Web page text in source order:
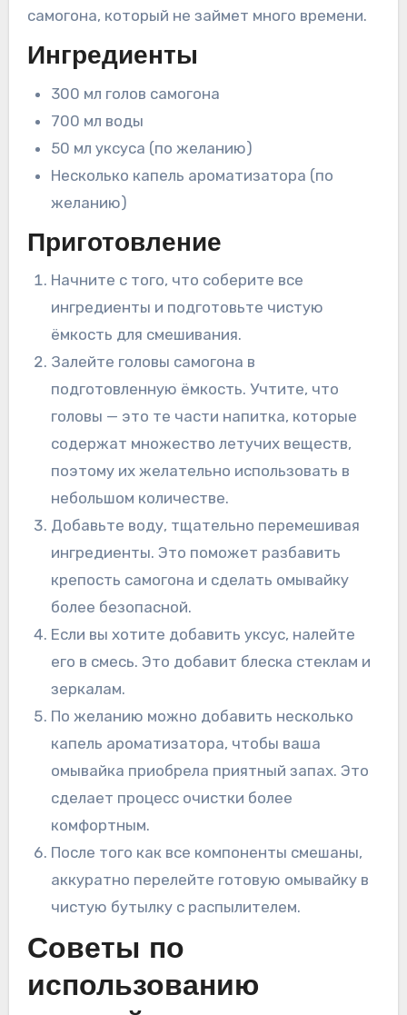
самогона, который не займет много времени.
Ингредиенты
300 мл голов самогона
700 мл воды
50 мл уксуса (по желанию)
Несколько капель ароматизатора (по
желанию)
Приготовление
Начните с того, что соберите все
ингредиенты и подготовьте чистую
ёмкость для смешивания.
Залейте головы самогона в
подготовленную ёмкость. Учтите, что
головы — это те части напитка, которые
содержат множество летучих веществ,
поэтому их желательно использовать в
небольшом количестве.
Добавьте воду, тщательно перемешивая
ингредиенты. Это поможет разбавить
крепость самогона и сделать омывайку
более безопасной.
Если вы хотите добавить уксус, налейте
его в смесь. Это добавит блеска стеклам и
зеркалам.
По желанию можно добавить несколько
капель ароматизатора, чтобы ваша
омывайка приобрела приятный запах. Это
сделает процесс очистки более
комфортным.
После того как все компоненты смешаны,
аккуратно перелейте готовую омывайку в
чистую бутылку с распылителем.
Советы по
использованию